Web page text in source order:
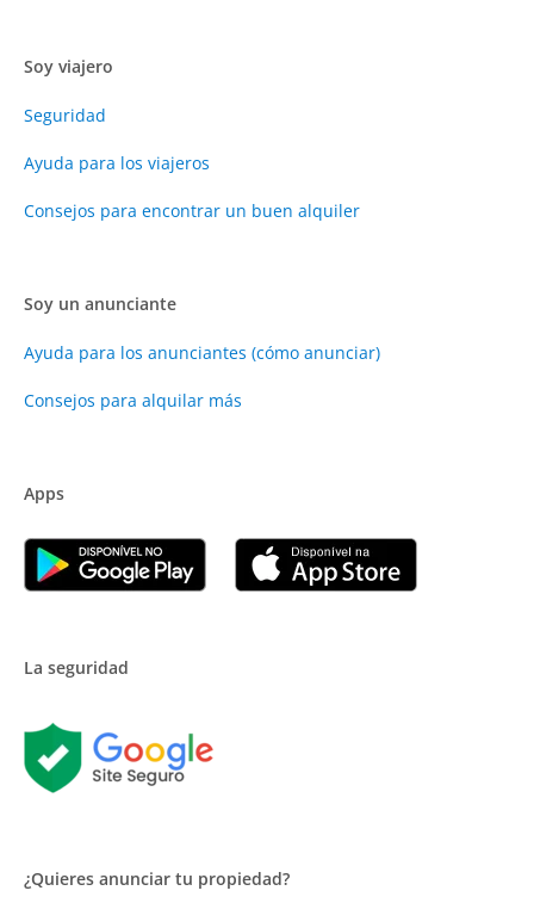
Soy viajero
Seguridad
Ayuda para los viajeros
Consejos para encontrar un buen alquiler
Soy un anunciante
Ayuda para los anunciantes (cómo anunciar)
Consejos para alquilar más
Apps
La seguridad
¿Quieres anunciar tu propiedad?